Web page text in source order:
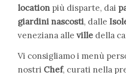
locationpiù disparte, dai
giardini nascosti, dalle
veneziana alle villedella
Vi consigliamo i menù
nostri Chef, curati nella